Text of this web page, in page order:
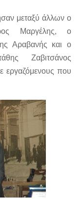
μεταξύ άλλων ο
Μαργέλης, ο
Αραβανής και ο
Ζαβιτσάνος
εργαζόμενους που